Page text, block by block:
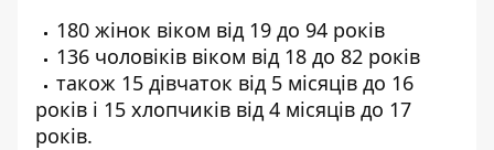
180 жінок віком від 19 до 94 років
136 чоловіків віком від 18 до 82 років
також 15 дівчаток від 5 місяців до 16
років і 15 хлопчиків від 4 місяців до 17
років.